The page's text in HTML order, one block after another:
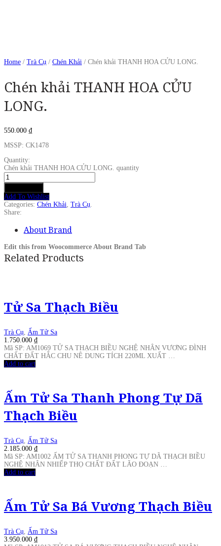
Home / Trà Cụ / Chén Khải / Chén khải THANH HOA CỬU LONG.
Chén khải THANH HOA CỬU
LONG.
550.000 ₫
MSSP: CK1478
Quantity:
Chén khải THANH HOA CỬU LONG. quantity
Add To Wishlist
Categories: Chén Khải Trà Cụ
Share:
About Brand
Edit this from Woocommerce About Brand Tab
Related Products
Tử Sa Thạch Biều
Trà Cụ, Ấm Tử Sa
1.750.000 ₫
Mã SP: AM1069 TỬ SA THẠCH BIỀU NGHỆ NHÂN VƯƠNG ĐÌNH
CHẤT ĐẤT HẮC CHU NÊ DUNG TÍCH 220ML XUẤT …
Add to cart
Ấm Tử Sa Thanh Phong Tự Dã
Thạch Biều
Trà Cụ, Ấm Tử Sa
2.185.000 ₫
Mã SP: AM1002 ẤM TỬ SA THANH PHONG TỰ DÃ THẠCH BIỀU
NGHỆ NHÂN NHIẾP THỌ CHẤT ĐẤT LÃO ĐOẠN …
Add to cart
Ấm Tử Sa Bá Vương Thạch Biều
Trà Cụ, Ấm Tử Sa
3.950.000 ₫